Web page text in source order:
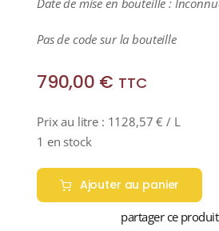
Date de mise en bouteille :
Pas de code sur la bouteille
790,00 € TTC
Prix au litre : 1128,57€ / L
1 en stock
Ajouter au panier
partager ce produit